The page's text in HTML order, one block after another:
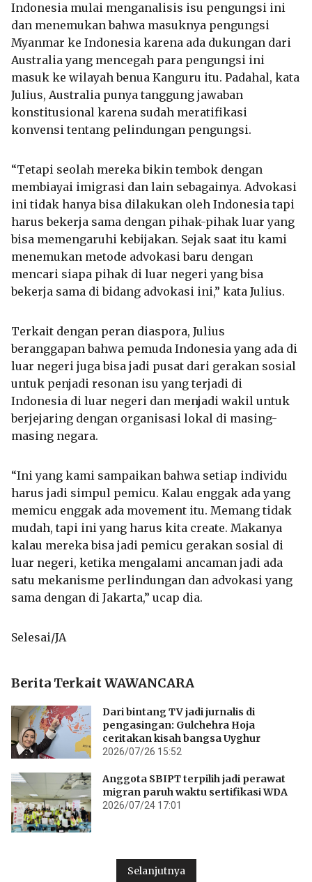
Indonesia mulai menganalisis isu pengungsi ini
dan menemukan bahwa masuknya pengungsi
Myanmar ke Indonesia karena ada dukungan dari
Australia yang mencegah para pengungsi ini
masuk ke wilayah benua Kanguru itu. Padahal, kata
Julius, Australia punya tanggung jawaban
konstitusional karena sudah meratifikasi
konvensi tentang pelindungan pengungsi.
“Tetapi seolah mereka bikin tembok dengan
membiayai imigrasi dan lain sebagainya. Advokasi
ini tidak hanya bisa dilakukan oleh Indonesia tapi
harus bekerja sama dengan pihak-pihak luar yang
bisa memengaruhi kebijakan. Sejak saat itu kami
menemukan metode advokasi baru dengan
mencari siapa pihak di luar negeri yang bisa
bekerja sama di bidang advokasi ini,” kata Julius.
Terkait dengan peran diaspora, Julius
beranggapan bahwa pemuda Indonesia yang ada di
luar negeri juga bisa jadi pusat dari gerakan sosial
untuk penjadi resonan isu yang terjadi di
Indonesia di luar negeri dan menjadi wakil untuk
berjejaring dengan organisasi lokal di masing-
masing negara.
“Ini yang kami sampaikan bahwa setiap individu
harus jadi simpul pemicu. Kalau enggak ada yang
memicu enggak ada movement itu. Memang tidak
mudah, tapi ini yang harus kita create. Makanya
kalau mereka bisa jadi pemicu gerakan sosial di
luar negeri, ketika mengalami ancaman jadi ada
satu mekanisme perlindungan dan advokasi yang
sama dengan di Jakarta,” ucap dia.
Selesai/JA
Berita Terkait WAWANCARA
Dari bintang TV jadi jurnalis di
pengasingan: Gulchehra Hoja
ceritakan kisah bangsa Uyghur
2026/07/26 15:52
Anggota SBIPT terpilih jadi perawat
migran paruh waktu sertifikasi WDA
2026/07/24 17:01
Selanjutnya